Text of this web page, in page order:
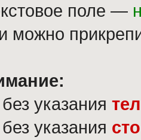
поле —
можно
указания
указания